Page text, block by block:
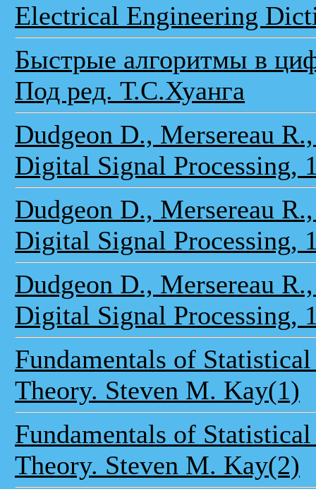
Electrical Engineering
Быстрые алгоритмы в
Под ред. Т.С.Хуанга
Dudgeon D., Mersereau
Digital Signal Processing,
Dudgeon D., Mersereau
Digital Signal Processing,
Dudgeon D., Mersereau
Digital Signal Processing,
Fundamentals of
Theory. Steven M. Kay(1)
Fundamentals of
Theory. Steven M. Kay(2)